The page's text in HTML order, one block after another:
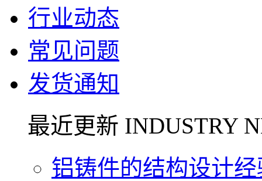
行业动态
常见问题
发货通知
最近更新 INDUSTRY
铝铸件的结构设计经